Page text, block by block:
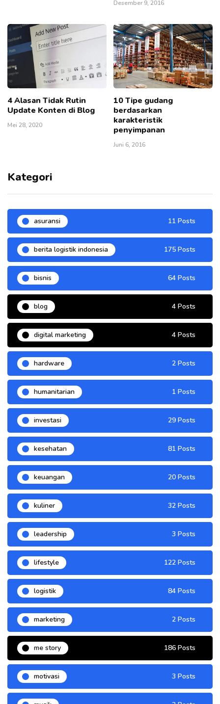
Desember 9, 2016
4 Alasan Tidak Rutin
Update Konten di Blog
Mei 28, 2020
10 Tipe gudang
berdasarkan
karakteristik
penyimpanan
Juni 6, 2016
Kategori
asuransi 11 Posts
berita logistik indonesia 175 Posts
bisnis 64 Posts
blog 4 Posts
digital marketing 4 Posts
hardware 2 Posts
humanitarian 1 Posts
investasi 29 Posts
kesehatan 81 Posts
keuangan 20 Posts
kuliner 32 Posts
leadership 3 Posts
lifestyle 122 Posts
logistik 84 Posts
marketing 2 Posts
me story 186 Posts
motivasi 3 Posts